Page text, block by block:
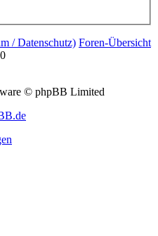
/ Datenschutz) Foren-Übersicht
© phpBB Limited